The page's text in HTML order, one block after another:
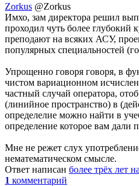
Zorkus @Zorkus
Имхо, зам директора решил
проходил чуть более глубокий
преподают на всяких АСУ,
популярных специальностей
Упрощенно говоря говоря, в
чистом вариационном
частный случай оператора,
(линийное пространство) в
определелие можно найти в
определение которое вам
Мне не режет слух
нематематическом смысле.
Ответ написан более трёх лет
1 комментарий